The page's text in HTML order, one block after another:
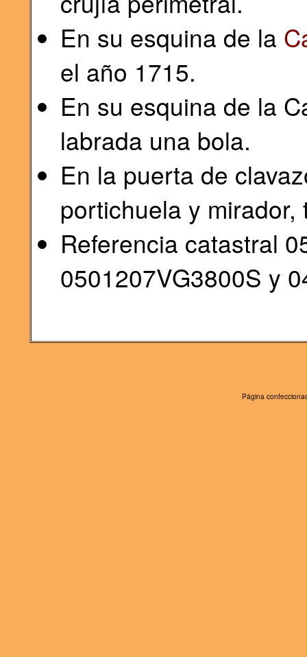
En su esquina de la
el año 1715.
En su esquina de la
labrada una bola.
En la puerta de
portichuela y
Referencia catastral
0501207VG3800S y
Página